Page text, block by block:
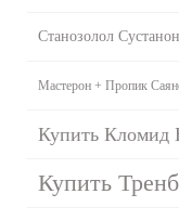
Станозолол
Мастерон + Пропик
Купить Кломид
Купить